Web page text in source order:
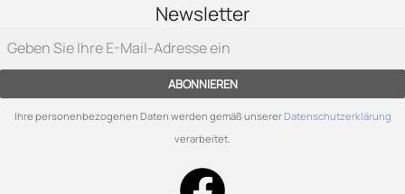
Newsletter
ABONNIEREN
Ihre personenbezogenen Daten werden gemäß unsererDatenschutzerklärung
verarbeitet.